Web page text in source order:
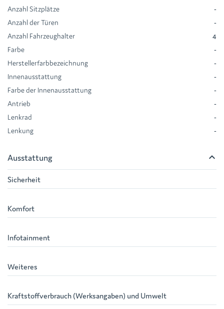
Anzahl Sitzplätze
-
Anzahl der Türen
-
Anzahl Fahrzeughalter
4
Farbe
-
Herstellerfarbbezeichnung
-
Innenausstattung
-
Farbe der Innenausstattung
-
Antrieb
-
Lenkrad
-
Lenkung
-
Ausstattung keyboard_arrow_up
Sicherheit
Komfort
Infotainment
Weiteres
Kraftstoffverbrauch (Werksangaben) und Umwelt